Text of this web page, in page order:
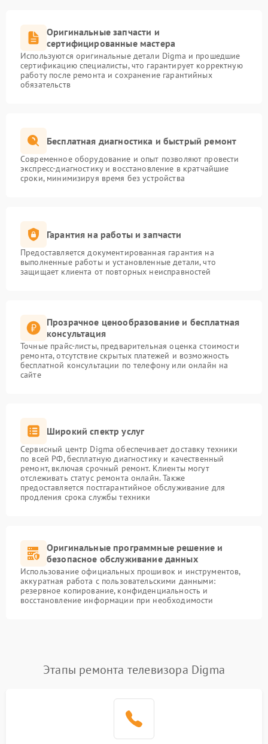
Оригинальные запчасти и
сертифицированные мастера
Используются оригинальные детали Digma и прошедшие
сертификацию специалисты, что гарантирует корректную
работу после ремонта и сохранение гарантийных
обязательств
Бесплатная диагностика и быстрый ремонт
Современное оборудование и опыт позволяют провести
экспресс-диагностику и восстановление в кратчайшие
сроки, минимизируя время без устройства
Гарантия на работы и запчасти
Предоставляется документированная гарантия на
выполненные работы и установленные детали, что
защищает клиента от повторных неисправностей
Прозрачное ценообразование и бесплатная
консультация
Точные прайс-листы, предварительная оценка стоимости
ремонта, отсутствие скрытых платежей и возможность
бесплатной консультации по телефону или онлайн на
сайте
Широкий спектр услуг
Сервисный центр Digma обеспечивает доставку техники
по всей РФ, бесплатную диагностику и качественный
ремонт, включая срочный ремонт. Клиенты могут
отслеживать статус ремонта онлайн. Также
предоставляется постгарантийное обслуживание для
продления срока службы техники
Оригинальные программные решение и
безопасное обслуживание данных
Использование официальных прошивок и инструментов,
аккуратная работа с пользовательскими данными:
резервное копирование, конфиденциальность и
восстановление информации при необходимости
Этапы ремонта телевизора Digma